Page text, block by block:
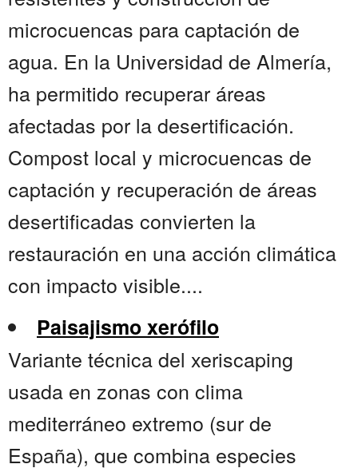
microcuencas para captación de
agua. En la Universidad de Almería,
ha permitido recuperar áreas
afectadas por la desertificación.
Compost local y microcuencas de
captación y recuperación de áreas
desertificadas convierten la
restauración en una acción climática
con impacto visible....
Paisajismo xerófilo
Variante técnica del xeriscaping
usada en zonas con clima
mediterráneo extremo (sur de
España), que combina especies